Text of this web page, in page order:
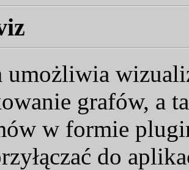
umożliwia
grafów, a
w formie
do